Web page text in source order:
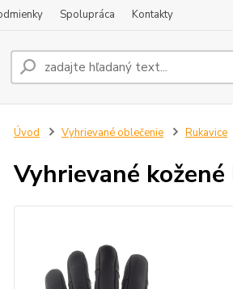
Spolupráca Kontakty
Úvod Vyhrievané oblečenie Rukavice
Vyhrievané